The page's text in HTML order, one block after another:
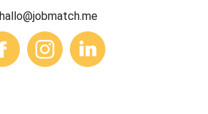
hallo@jobmatch.me